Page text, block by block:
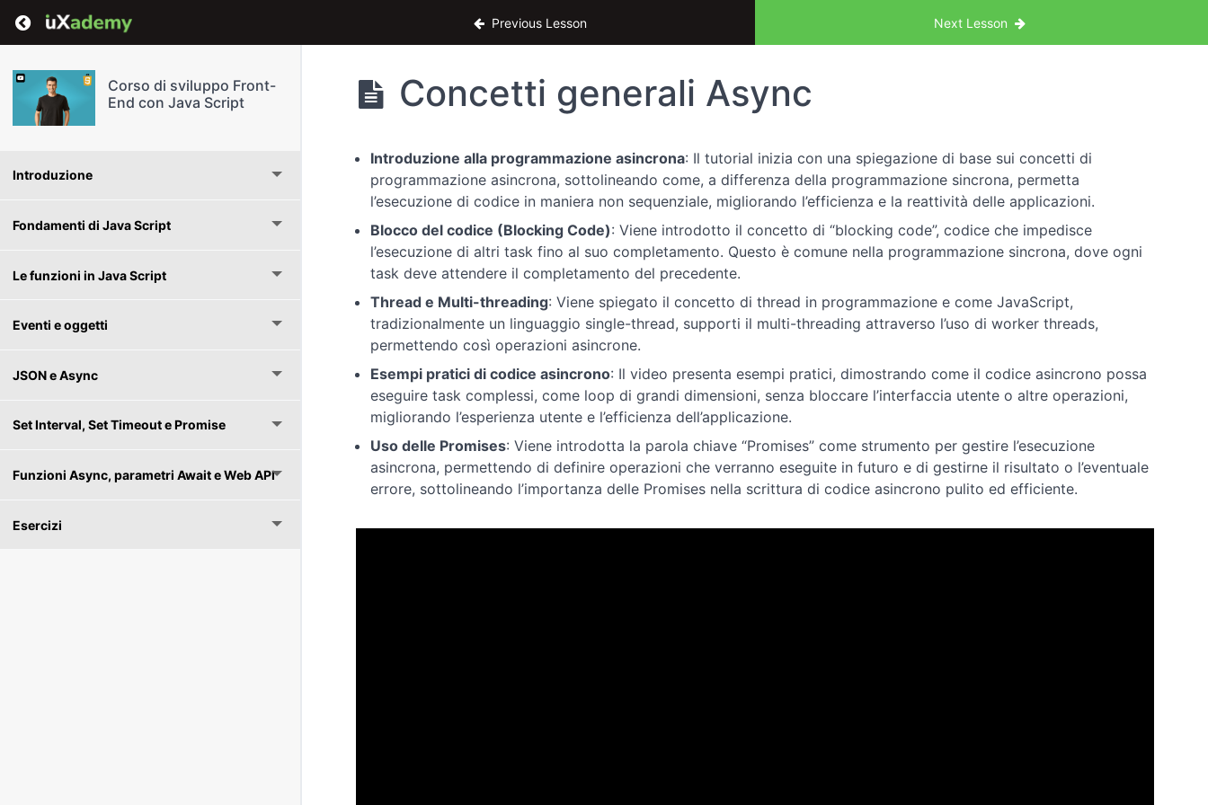
Return to course: Corso di sviluppo Front-End con Java ScriptPrevious Lesson Next Lesson
Corso di sviluppo Front-
End con Java Script
Introduzione
Fondamenti di Java Script
Le funzioni in Java Script
Eventi e oggetti
JSON e Async
Set Interval, Set Timeout e Promise
Funzioni Async, parametri Await e Web API
Esercizi
Concetti generali Async
Introduzione alla programmazione asincrona: Il tutorial inizia con una spiegazione di base sui concetti di
programmazione asincrona, sottolineando come, a differenza della programmazione sincrona, permetta
l’esecuzione di codice in maniera non sequenziale, migliorando l’efficienza e la reattività delle applicazioni.
Blocco del codice (Blocking Code): Viene introdotto il concetto di “blocking code”, codice che impedisce
l’esecuzione di altri task fino al suo completamento. Questo è comune nella programmazione sincrona, dove ogni
task deve attendere il completamento del precedente.
Thread e Multi-threading: Viene spiegato il concetto di thread in programmazione e come JavaScript,
tradizionalmente un linguaggio single-thread, supporti il multi-threading attraverso l’uso di worker threads,
permettendo così operazioni asincrone.
Esempi pratici di codice asincrono: Il video presenta esempi pratici, dimostrando come il codice asincrono possa
eseguire task complessi, come loop di grandi dimensioni, senza bloccare l’interfaccia utente o altre operazioni,
migliorando l’esperienza utente e l’efficienza dell’applicazione.
Uso delle Promises: Viene introdotta la parola chiave “Promises” come strumento per gestire l’esecuzione
asincrona, permettendo di definire operazioni che verranno eseguite in futuro e di gestirne il risultato o l’eventuale
errore, sottolineando l’importanza delle Promises nella scrittura di codice asincrono pulito ed efficiente.